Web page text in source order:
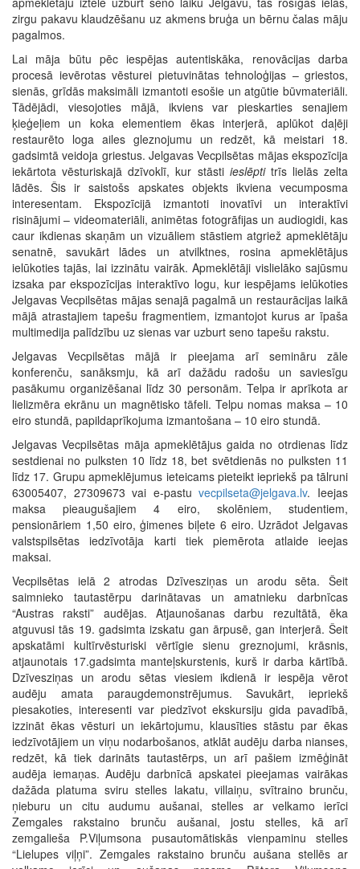
zirgu pakavu klaudzēšanu uz akmens bruģa un bērnu čalas māju
pagalmos.
Lai māja būtu pēc iespējas autentiskāka, renovācijas darba
procesā ievērotas vēsturei pietuvinātas tehnoloģijas – griestos,
sienās, grīdās maksimāli izmantoti esošie un atgūtie būvmateriāli.
Tādējādi, viesojoties mājā, ikviens var pieskarties senajiem
ķieģeļiem un koka elementiem ēkas interjerā, aplūkot daļēji
restaurēto loga ailes gleznojumu un redzēt, kā meistari 18.
gadsimtā veidoja griestus. Jelgavas Vecpilsētas mājas ekspozīcija
iekārtota vēsturiskajā dzīvoklī, kur stāsti ieslēptitrīs lielās zelta
lādēs. Šis ir saistošs apskates objekts ikviena vecumposma
interesentam. Ekspozīcijā izmantoti inovatīvi un interaktīvi
risinājumi – videomateriāli, animētas fotogrāfijas un audiogidi, kas
caur ikdienas skaņām un vizuāliem stāstiem atgriež apmeklētāju
senatnē, savukārt lādes un atvilktnes, rosina apmeklētājus
ielūkoties tajās, lai izzinātu vairāk. Apmeklētāji vislielāko sajūsmu
izsaka par ekspozīcijas interaktīvo logu, kur iespējams ielūkoties
Jelgavas Vecpilsētas mājas senajā pagalmā un restaurācijas laikā
mājā atrastajiem tapešu fragmentiem, izmantojot kurus ar īpaša
multimedija palīdzību uz sienas var uzburt seno tapešu rakstu.
Jelgavas Vecpilsētas mājā ir pieejama arī semināru zāle
konferenču, sanāksmju, kā arī dažādu radošu un saviesīgu
pasākumu organizēšanai līdz 30 personām. Telpa ir aprīkota ar
lielizmēra ekrānu un magnētisko tāfeli. Telpu nomas maksa – 10
eiro stundā, papildaprīkojuma izmantošana – 10 eiro stundā.
Jelgavas Vecpilsētas māja apmeklētājus gaida no otrdienas līdz
sestdienai no pulksten 10 līdz 18, bet svētdienās no pulksten 11
līdz 17. Grupu apmeklējumus ieteicams pieteikt iepriekš pa tālruni
63005407, 27309673 vai e-pastuvecpilseta@jelgava.lv. Ieejas
maksa pieaugušajiem 4 eiro, skolēniem, studentiem,
pensionāriem 1,50 eiro, ģimenes biļete 6 eiro. Uzrādot Jelgavas
valstspilsētas iedzīvotāja karti tiek piemērota atlaide ieejas
maksai.
Vecpilsētas ielā 2 atrodas Dzīvesziņas un arodu sēta. Šeit
saimnieko tautastērpu darinātavas un amatnieku darbnīcas
“Austras raksti” audējas. Atjaunošanas darbu rezultātā, ēka
atguvusi tās 19. gadsimta izskatu gan ārpusē, gan interjerā. Šeit
apskatāmi kultīrvēsturiski vērtīgie sienu greznojumi, krāsnis,
atjaunotais 17.gadsimta manteļskurstenis, kurš ir darba kārtībā.
Dzīvesziņas un arodu sētas viesiem ikdienā ir iespēja vērot
audēju amata paraugdemonstrējumus. Savukārt, iepriekš
piesakoties, interesenti var piedzīvot ekskursiju gida pavadībā,
izzināt ēkas vēsturi un iekārtojumu, klausīties stāstu par ēkas
iedzīvotājiem un viņu nodarbošanos, atklāt audēju darba nianses,
redzēt, kā tiek darināts tautastērps, un arī pašiem izmēģināt
audēja iemaņas. Audēju darbnīcā apskatei pieejamas vairākas
dažāda platuma sviru stelles lakatu, villaiņu, svītraino brunču,
ņieburu un citu audumu aušanai, stelles ar velkamo ierīci
Zemgales rakstaino brunču aušanai, jostu stelles, kā arī
zemgalieša P.Viļumsona pusautomātiskās vienpaminu stelles
“Lielupes viļņi”. Zemgales rakstaino brunču aušana stellēs ar